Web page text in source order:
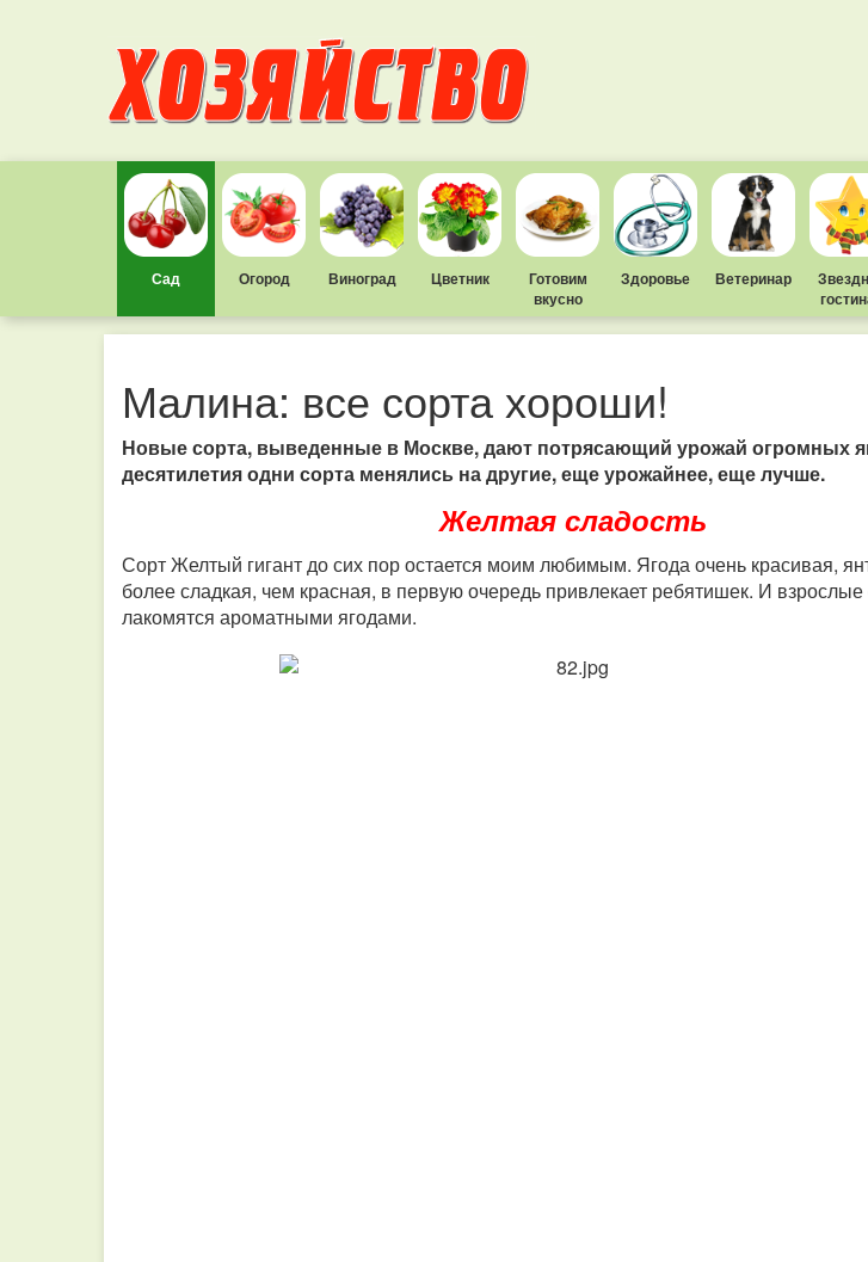
Сад Огород Виноград Цветник
Готовим
вкусно
Здоровье Ветеринар
Малина: все сорта хороши!
Новые сорта, выведенные в Москве, дают потрясающий урожай огромных
десятилетия одни сорта менялись на другие, еще урожайнее, еще лучше.
Желтая сладость
Сорт Желтый гигант до сих пор остается моим любимым. Ягода очень красивая,
более сладкая, чем красная, в первую очередь привлекает ребятишек. И взрослые
лакомятся ароматными ягодами.